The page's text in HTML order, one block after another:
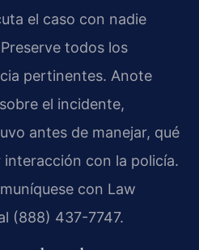
el caso con nadie
todos los
pertinentes. Anote
el incidente,
antes de manejar, qué
con la policía.
con Law
(888) 437-7747.